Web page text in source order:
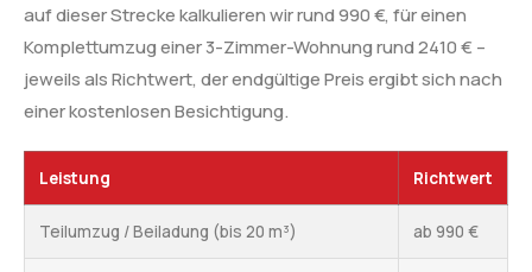
auf dieser Strecke kalkulieren wir rund 990 €, für einen
Komplettumzug einer 3-Zimmer-Wohnung rund 2410 € –
jeweils als Richtwert, der endgültige Preis ergibt sich nach
einer kostenlosen Besichtigung.
Leistung Richtwert
Teilumzug / Beiladung (bis 20 m³) ab 990 €